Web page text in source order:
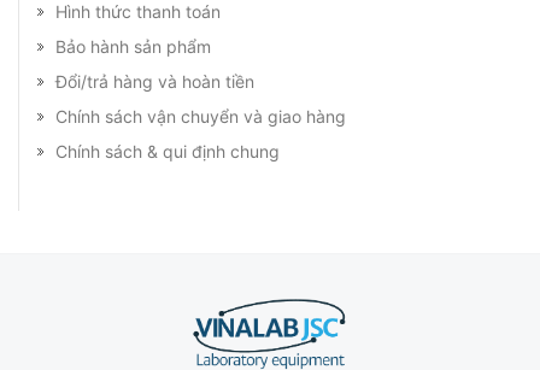
Hình thức thanh toán
Bảo hành sản phẩm
Đổi/trả hàng và hoàn tiền
Chính sách vận chuyển và giao hàng
Chính sách & qui định chung